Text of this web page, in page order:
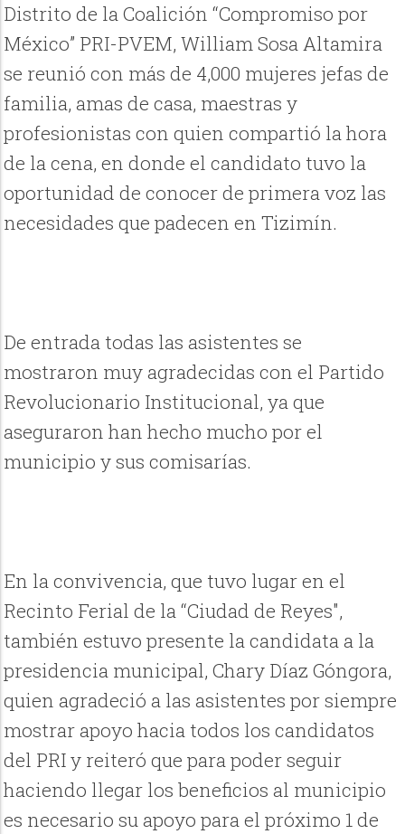
Distrito de la Coalición “Compromiso por
México” PRI-PVEM, William Sosa Altamira
se reunió con más de 4,000 mujeres jefas de
familia, amas de casa, maestras y
profesionistas con quien compartió la hora
de la cena, en donde el candidato tuvo la
oportunidad de conocer de primera voz las
necesidades que padecen en Tizimín.
De entrada todas las asistentes se
mostraron muy agradecidas con el Partido
Revolucionario Institucional, ya que
aseguraron han hecho mucho por el
municipio y sus comisarías.
En la convivencia, que tuvo lugar en el
Recinto Ferial de la “Ciudad de Reyes",
también estuvo presente la candidata a la
presidencia municipal, Chary Díaz Góngora,
quien agradeció a las asistentes por siempre
mostrar apoyo hacia todos los candidatos
del PRI y reiteró que para poder seguir
haciendo llegar los beneficios al municipio
es necesario su apoyo para el próximo 1 de